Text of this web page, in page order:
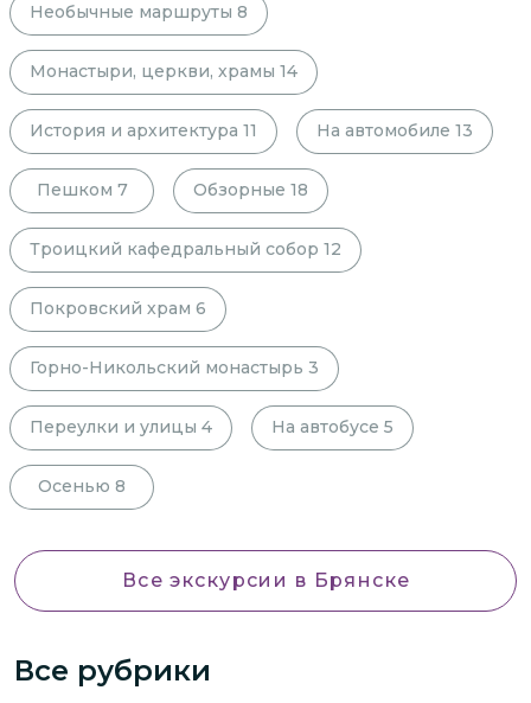
Необычные маршруты 8
Монастыри, церкви, храмы 14
История и архитектура 11 На автомобиле 13
Пешком 7 Обзорные 18
Троицкий кафедральный собор 12
Покровский храм 6
Горно-Никольский монастырь 3
Переулки и улицы 4 На автобусе 5
Осенью 8
Все экскурсии в Брянске
Все рубрики